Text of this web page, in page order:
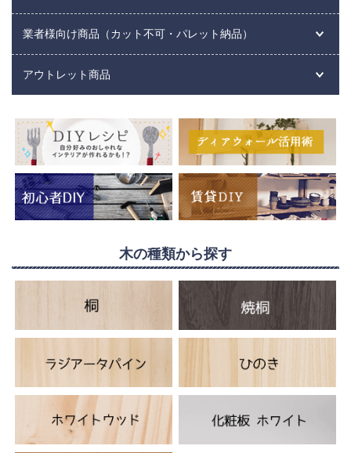
業者様向け商品（カット不可・パレット納品）
アウトレット商品
木の種類から探す